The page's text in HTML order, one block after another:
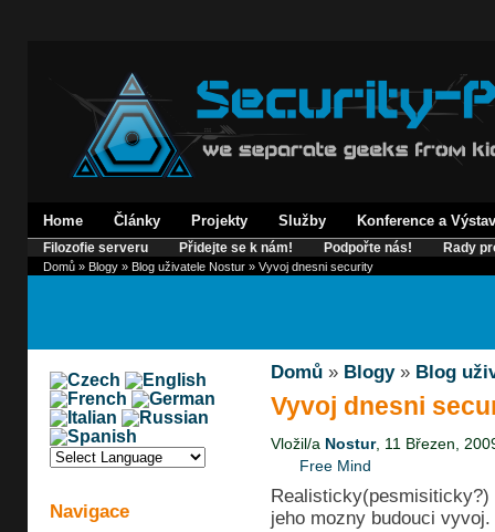
Home Články Projekty Služby Konference a
Filozofie serveru Přidejte se k nám! Podpořte nás! Rady
Domů» Blogy» Blog uživatele Nostur» Vyvoj dnesni security
Navigace
Domů» Blogy» Blog
Vyvoj dnesni
Vložil/a Nostur, 11 Březen,
Free Mind
Realisticky(pesmisiticky?)
jeho mozny budouci vyvoj.